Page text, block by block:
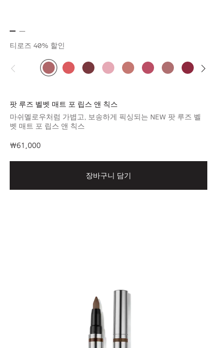
티로즈 40% 할인
팟 루즈 벨벳 매트 포 립스 앤 칙스
마쉬멜로우처럼 가볍고, 보송하게 픽싱되는 NEW 팟 루즈 벨
벳 매트 포 립스 앤 칙스
₩61,000
장바구니 담기